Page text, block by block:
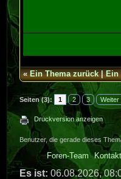
«Ein Thema zurück|Ein
Seiten (3): 1 2 3 Weiter
Druckversion anzeigen
Benutzer, die gerade dieses
Foren-Team
Es ist: 06.08.2026,